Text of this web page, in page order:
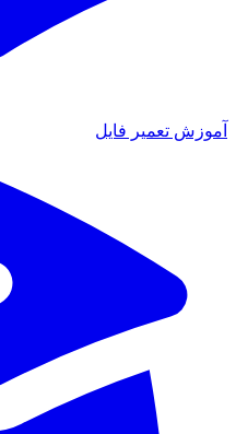
آموزش تعمیر فایل